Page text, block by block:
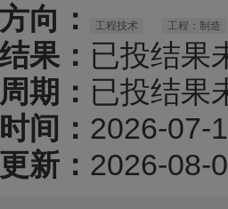
向：
工程技术 工程：制造
果： 已投结果
期： 已投结果
间： 2026-07-
新： 2026-08-